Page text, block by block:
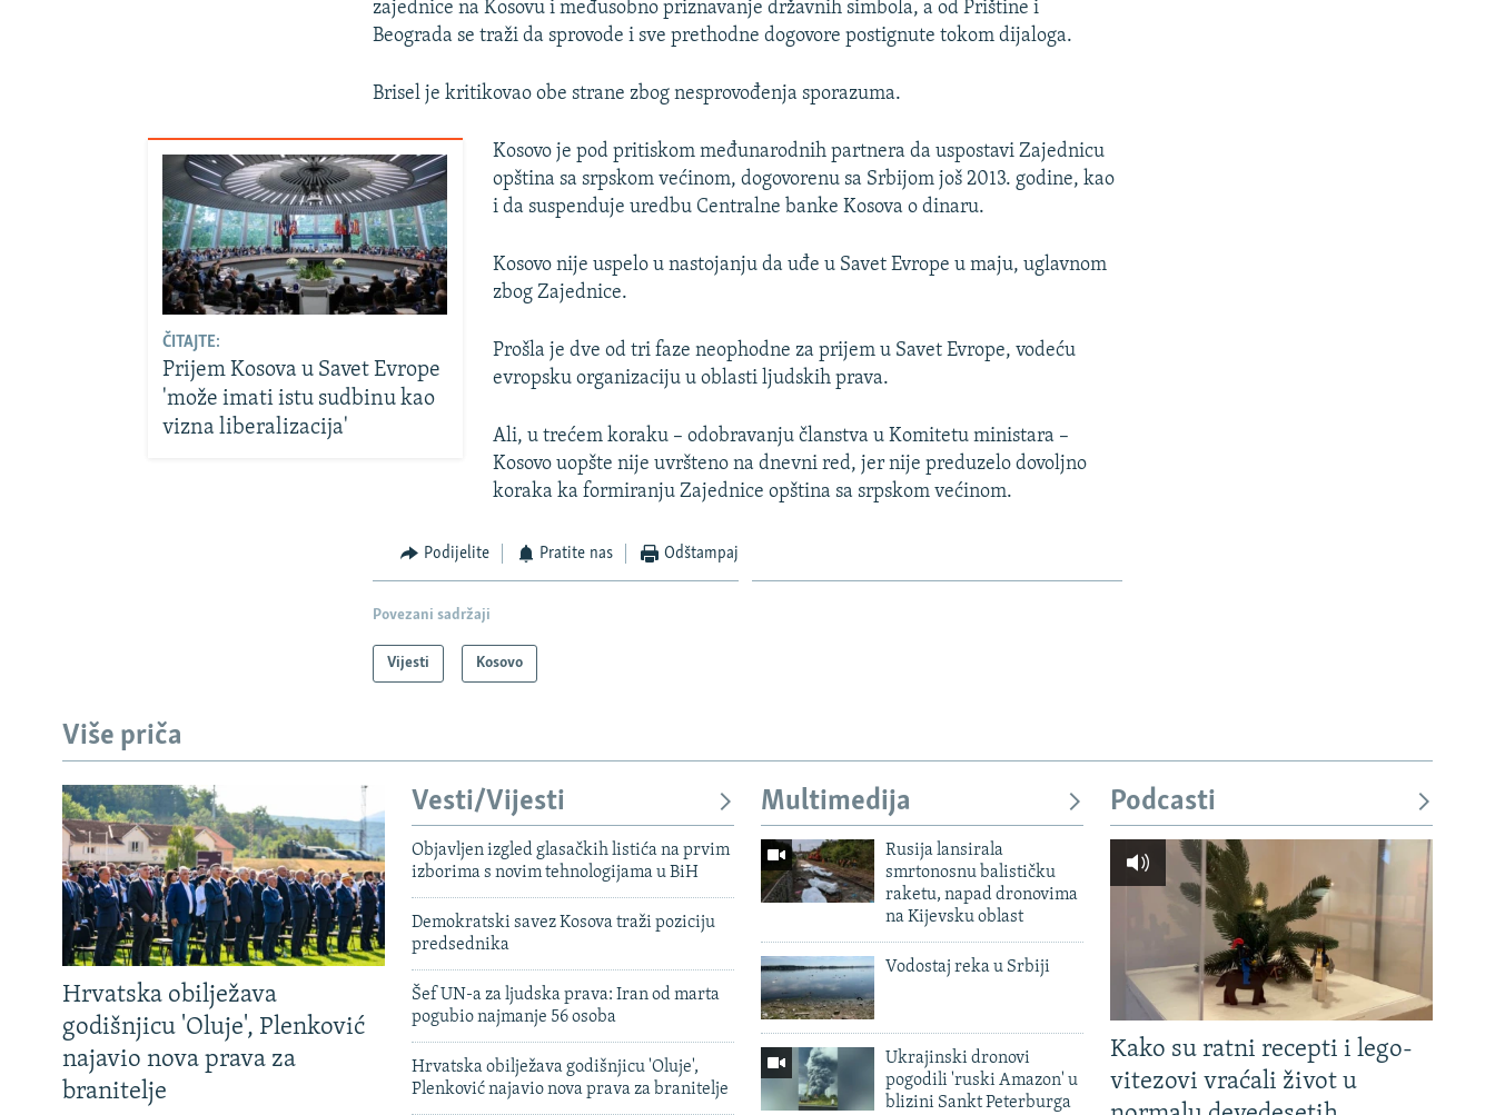
zajednice na Kosovu i međusobno priznavanje državnih simbola, a od Prištine i
Beograda se traži da sprovode i sve prethodne dogovore postignute tokom dijaloga.
Brisel je kritikovao obe strane zbog nesprovođenja sporazuma.
ČITAJTE:
Prijem Kosova u Savet Evrope
'može imati istu sudbinu kao
vizna liberalizacija'
Kosovo je pod pritiskom međunarodnih partnera da uspostavi Zajednicu
opština sa srpskom većinom, dogovorenu sa Srbijom još 2013. godine, kao
i da suspenduje uredbu Centralne banke Kosova o dinaru.
Kosovo nije uspelo u nastojanju da uđe u Savet Evrope u maju, uglavnom
zbog Zajednice.
Prošla je dve od tri faze neophodne za prijem u Savet Evrope, vodeću
evropsku organizaciju u oblasti ljudskih prava.
Ali, u trećem koraku – odobravanju članstva u Komitetu ministara –
Kosovo uopšte nije uvršteno na dnevni red, jer nije preduzelo dovoljno
koraka ka formiranju Zajednice opština sa srpskom većinom.
Podijelite Pratite nas Odštampaj
Povezani sadržaji
Vijesti Kosovo
Više priča
Hrvatska obilježava
godišnjicu 'Oluje', Plenković
najavio nova prava za
branitelje
Vesti/Vijesti
Objavljen izgled glasačkih listića na prvim
izborima s novim tehnologijama u BiH
Demokratski savez Kosova traži poziciju
predsednika
Šef UN-a za ljudska prava: Iran od marta
pogubio najmanje 56 osoba
Hrvatska obilježava godišnjicu 'Oluje',
Plenković najavio nova prava za branitelje
Multimedija
Rusija lansirala
smrtonosnu balističku
raketu, napad dronovima
na Kijevsku oblast
Vodostaj reka u Srbiji
Ukrajinski dronovi
pogodili 'ruski Amazon' u
blizini Sankt Peterburga
Podcasti
Kako su ratni recepti i lego-
vitezovi vraćali život u